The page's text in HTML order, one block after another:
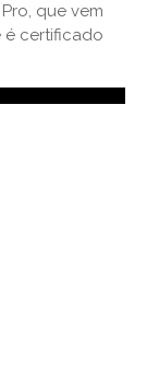
que vem
é certificado